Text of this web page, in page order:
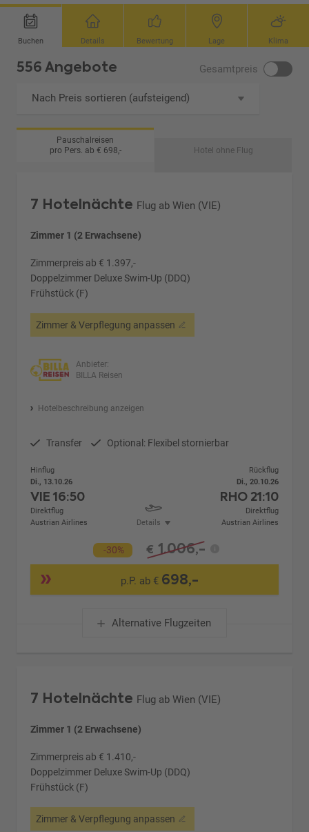
Buchen Details Bewertung Lage Klima
556 Angebote Gesamtpreis
Nach Preis sortieren (aufsteigend)
Pauschalreisen
pro Pers. ab € 698,-
Hotel ohne Flug
7 Hotelnächte Flug ab Wien (VIE)
Zimmer 1 (2 Erwachsene)
Zimmerpreis ab € 1.397,-
Doppelzimmer Deluxe Swim-Up (DDQ)
Frühstück (F)
Zimmer & Verpflegung anpassen
Anbieter:
BILLA Reisen
Hotelbeschreibung anzeigen
Transfer Optional: Flexibel stornierbar
Hinflug
Di., 13.10.26
VIE16:50
Direktflug
Austrian Airlines
Details
Rückflug
Di., 20.10.26
RHO 21:10
Direktflug
Austrian Airlines
-30% € 1.006,-
p.P. ab € 698,-
Alternative Flugzeiten
7 Hotelnächte Flug ab Wien (VIE)
Zimmer 1 (2 Erwachsene)
Zimmerpreis ab € 1.410,-
Doppelzimmer Deluxe Swim-Up (DDQ)
Frühstück (F)
Zimmer & Verpflegung anpassen